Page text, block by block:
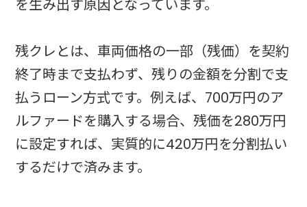
を生み出す原因となっています。
残クレとは、車両価格の一部（残価）を契約
終了時まで支払わず、残りの金額を分割で支
払うローン方式です。例えば、700万円のア
ルファードを購入する場合、残価を280万円
に設定すれば、実質的に420万円を分割払い
するだけで済みます。